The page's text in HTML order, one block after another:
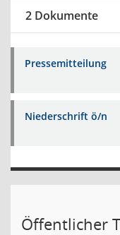
2 Dokumente
Pressemitteilung
Niederschrift ö/n
Öffentlicher